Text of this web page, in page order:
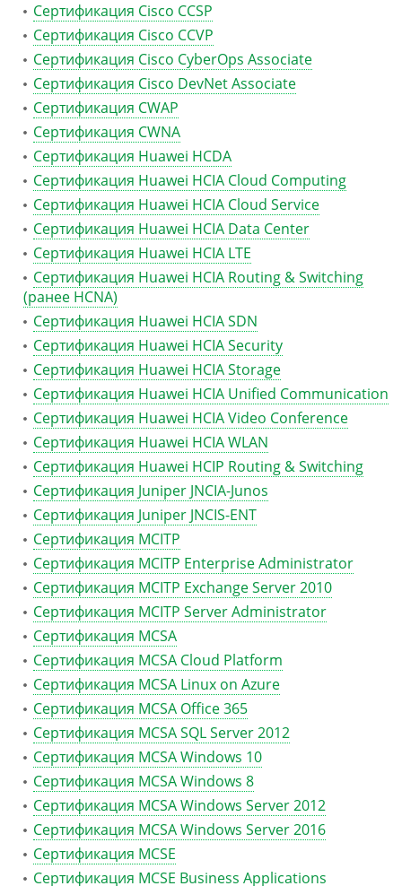
Сертификация Cisco CCSP
Сертификация Cisco CCVP
Сертификация Cisco CyberOps Associate
Сертификация Cisco DevNet Associate
Сертификация CWAP
Сертификация CWNA
Сертификация Huawei HCDA
Сертификация Huawei HCIA Cloud Computing
Сертификация Huawei HCIA Cloud Service
Сертификация Huawei HCIA Data Center
Сертификация Huawei HCIA LTE
Сертификация Huawei HCIA Routing & Switching
(ранее HCNA)
Сертификация Huawei HCIA SDN
Сертификация Huawei HCIA Security
Сертификация Huawei HCIA Storage
Сертификация Huawei HCIA Unified Communication
Сертификация Huawei HCIA Video Conference
Сертификация Huawei HCIA WLAN
Сертификация Huawei HCIP Routing & Switching
Сертификация Juniper JNCIA-Junos
Сертификация Juniper JNCIS-ENT
Сертификация MCITP
Сертификация MCITP Enterprise Administrator
Сертификация MCITP Exchange Server 2010
Сертификация MCITP Server Administrator
Сертификация MCSA
Сертификация MCSA Cloud Platform
Сертификация MCSA Linux on Azure
Сертификация MCSA Office 365
Сертификация MCSA SQL Server 2012
Сертификация MCSA Windows 10
Сертификация MCSA Windows 8
Сертификация MCSA Windows Server 2012
Сертификация MCSA Windows Server 2016
Сертификация MCSE
Сертификация MCSE Business Applications